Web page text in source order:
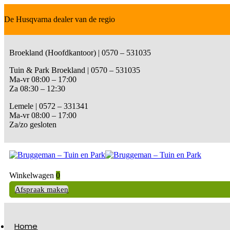
De Husqvarna dealer van de regio
Broekland (Hoofdkantoor) | 0570 – 531035
Tuin & Park Broekland | 0570 – 531035
Ma-vr 08:00 – 17:00
Za 08:30 – 12:30
Lemele | 0572 – 331341
Ma-vr 08:00 – 17:00
Za/zo gesloten
Winkelwagen 0
Afspraak maken
Home